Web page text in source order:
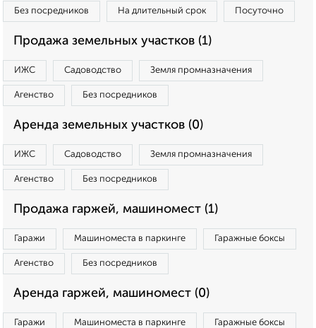
Без посредников На длительный срок Посуточно
Продажа земельных участков (1)
ИЖС Садоводство Земля промназначения
Агенство Без посредников
Аренда земельных участков (0)
ИЖС Садоводство Земля промназначения
Агенство Без посредников
Продажа гаржей, машиномест (1)
Гаражи Машиноместа в паркинге Гаражные боксы
Агенство Без посредников
Аренда гаржей, машиномест (0)
Гаражи Машиноместа в паркинге Гаражные боксы